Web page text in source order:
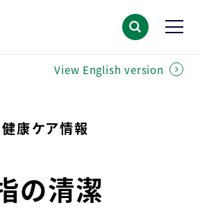
View English version
康ケア情報
の清潔